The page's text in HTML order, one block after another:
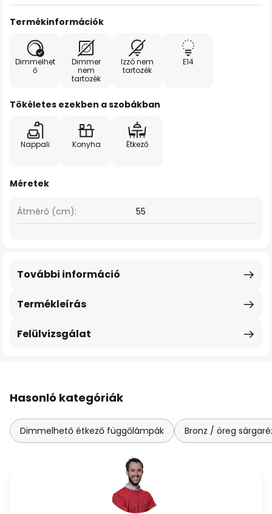
Termékinformációk
Dimmelhet
ő
Dimmer
nem
tartozék
Izzó nem
tartozék
E14
Tökéletes ezekben a szobákban
Nappali Konyha Étkező
Méretek
Átmérő (cm): 55
Termékleírás
További információ
Felülvizsgálat
Hasonló kategóriák
Dimmelhető étkező függőlámpák Bronz / öreg